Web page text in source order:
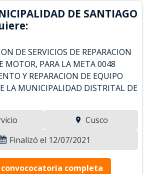
DE SANTIAGO
DE SERVICIOS DE REPARACION
MOTOR, PARA LA META 0048
Y REPARACION DE EQUIPO
LA MUNICIPALIDAD DISTRITAL DE
Cusco
Finalizó el 12/07/2021
convococatoria completa